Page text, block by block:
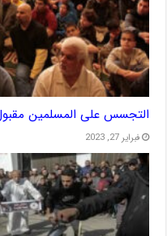
التجسس على المسلمين
فبراير 27, 2023